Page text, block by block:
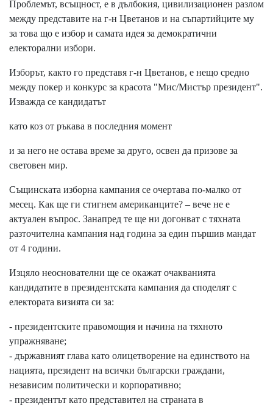
Проблемът, всъщност, е в дълбокия, цивилизационен разлом
между представите на г-н Цветанов и на съпартийците му
за това що е избор и самата идея за демократични
електорални избори.
Изборът, както го представя г-н Цветанов, е нещо средно
между покер и конкурс за красота "Мис/Мистър президент".
Изважда се кандидатът
като коз от ръкава в последния момент
и за него не остава време за друго, освен да призове за
световен мир.
Същинската изборна кампания се очертава по-малко от
месец. Как ще ги стигнем американците? – вече не е
актуален въпрос. Занапред те ще ни догонват с тяхната
разточителна кампания над година за един пършив мандат
от 4 години.
Изцяло неоснователни ще се окажат очакванията
кандидатите в президентската кампания да споделят с
електората визията си за:
- президентските правомощия и начина на тяхното
упражняване;
- държавният глава като олицетворение на единството на
нацията, президент на всички български граждани,
независим политически и корпоративно;
- президентът като представител на страната в